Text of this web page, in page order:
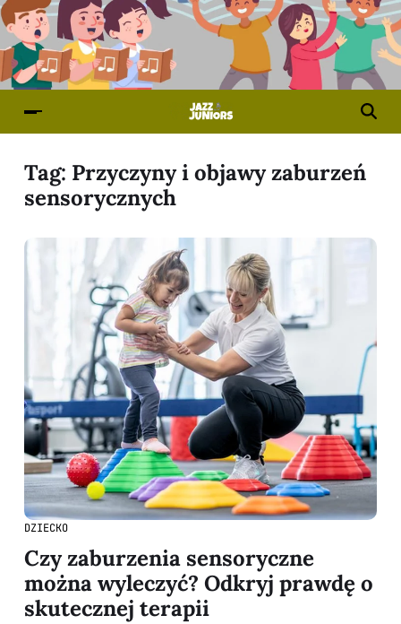
Tag: Przyczyny i objawy zaburzeń
sensorycznych
DZIECKO
Czy zaburzenia sensoryczne
można wyleczyć? Odkryj prawdę o
skutecznej terapii